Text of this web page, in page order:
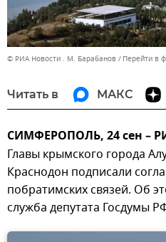
© РИА Новости . М. Барабанов Перейти в
Читать в МАКС
СИМФЕРОПОЛЬ, 24 сен –
Главы крымского города
Краснодон подписали
побратимских связей. Об
служба депутата Госдумы